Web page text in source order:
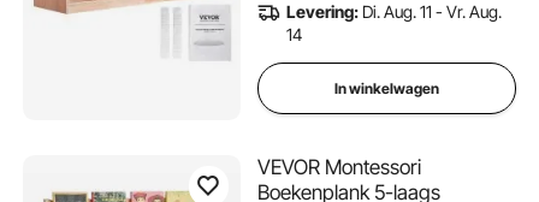
Levering: Di. Aug. 11 - Vr. Aug.
14
In winkelwagen
VEVOR Montessori
Boekenplank 5-laags